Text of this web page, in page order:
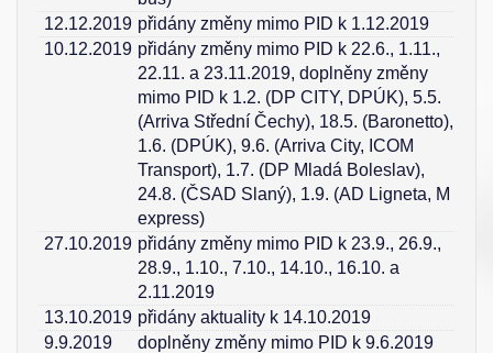
12.12.2019 přidány změny mimo PID k 1.12.2019
10.12.2019 přidány změny mimo PID k 22.6., 1.11.,
22.11. a 23.11.2019, doplněny změny
mimo PID k 1.2. (DP CITY, DPÚK), 5.5.
(Arriva Střední Čechy), 18.5. (Baronetto),
1.6. (DPÚK), 9.6. (Arriva City, ICOM
Transport), 1.7. (DP Mladá Boleslav),
24.8. (ČSAD Slaný), 1.9. (AD Ligneta, M
express)
27.10.2019 přidány změny mimo PID k 23.9., 26.9.,
28.9., 1.10., 7.10., 14.10., 16.10. a
2.11.2019
13.10.2019 přidány aktuality k 14.10.2019
9.9.2019
doplněny změny mimo PID k 9.6.2019